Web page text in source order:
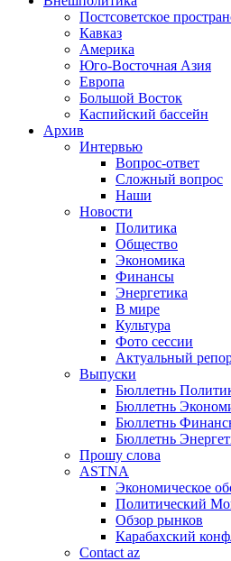
Постсоветское
Кавказ
Америка
Юго-Восточная Азия
Европа
Большой Восток
Каспийский бассейн
Архив
Интервью
Вопрос-ответ
Сложный вопрос
Наши
Новости
Политика
Общество
Экономика
Финансы
Энергетика
В мире
Культура
Фото сессии
Актуальный
Выпуски
Бюллетнь
Бюллетнь
Бюллетнь
Бюллетнь
Прошу слова
ASTNA
Экономическое
Политический
Обзор рынков
Карабахский
Contact az